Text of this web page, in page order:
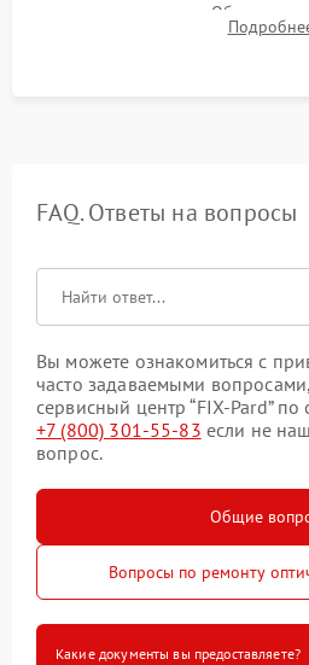
механизма поправок.
ударном стенде для проверки
FAQ. Ответы на вопросы
Вы можете ознакомиться с
часто задаваемыми
сервисный центр “FIX-Pard”
+7 (800) 301-55-83 если не
вопрос.
Общие
Вопросы по ремонту
Какие документы вы предоставляете?